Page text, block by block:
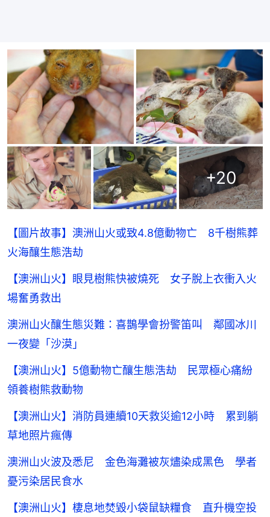
+20
【圖片故事】澳洲山火或致4.8億動物亡 8千樹熊葬
火海釀生態浩劫
【澳洲山火】眼見樹熊快被燒死 女子脫上衣衝入火
場奮勇救出
澳洲山火釀生態災難：喜鵲學會扮警笛叫 鄰國冰川
一夜變「沙漠」
【澳洲山火】5億動物亡釀生態浩劫 民眾極心痛紛
領養樹熊救動物
【澳洲山火】消防員連續10天救災逾12小時 累到躺
草地照片瘋傳
澳洲山火波及悉尼 金色海灘被灰燼染成黑色 學者
憂污染居民食水
【澳洲山火】棲息地焚毀小袋鼠缺糧食 直升機空投